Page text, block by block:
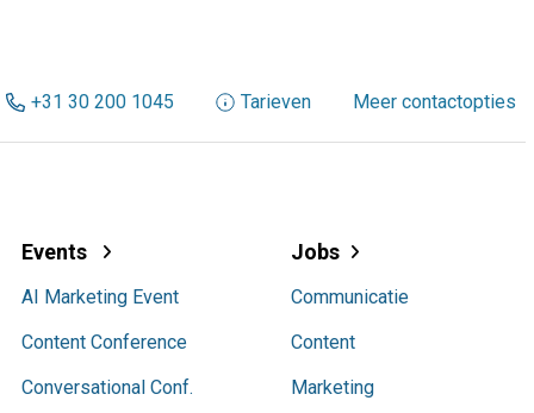
+31 30 200 1045 Tarieven Meer contactopties
Events
AI Marketing Event
Content Conference
Conversational Conf.
Jobs
Communicatie
Content
Marketing